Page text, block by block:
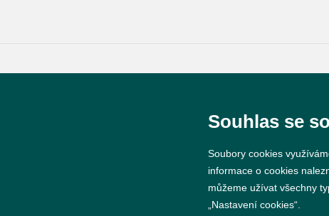
Souhlas se
Soubory cookies
informace o cookies
můžeme užívat všechny
„Nastavení cookies“.